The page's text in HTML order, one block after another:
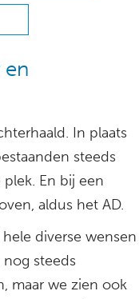
In plaats
steeds
En bij een
aldus het AD.
diverse wensen
nog steeds
maar we zien ook